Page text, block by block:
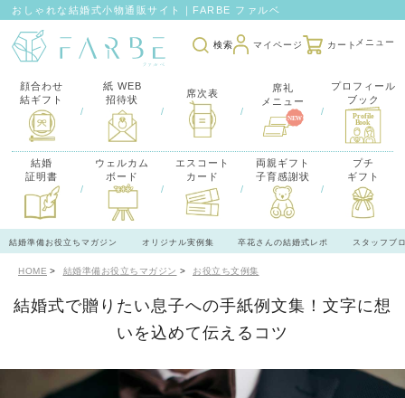
おしゃれな結婚式小物通販サイト｜FARBE ファルベ
検索 マイページ カート
顔合わせ
結ギフト
/
紙 WEB
招待状
/
席次表
/
席礼
メニュー
/
プロフィール
ブック
結婚
証明書
/
ウェルカム
ボード
/
エスコート
カード
/
両親ギフト
子育感謝状
/
プチ
ギフト
結婚準備お役立ちマガジン オリジナル実例集 卒花さんの結婚式レポ スタッフブ
HOME 結婚準備お役立ちマガジン お役立ち文例集
結婚式で贈りたい息子への手紙例文集！文字に想
いを込めて伝えるコツ